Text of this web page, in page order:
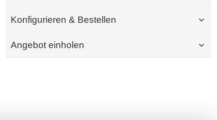
Konfigurieren & Bestellen
Angebot einholen